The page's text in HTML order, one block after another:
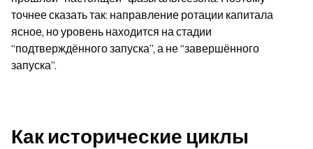
точнее сказать так: направление ротации капитала
ясное, но уровень находится на стадии
“подтверждённого запуска”, а не “завершённого
запуска”.
Как исторические циклы